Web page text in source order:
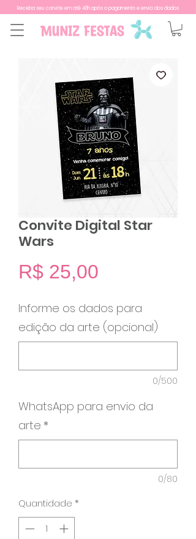
Receba seu convite em até 48h após o pagamento e envio dos dados
Convite Digital Star
Wars
R$ 25,00
Informe os dados para
edição da arte (opcional)
0/500
WhatsApp para envio da
arte *
0/80
Quantidade *